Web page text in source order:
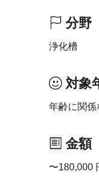
分野
浄化槽
対象
年齢に関係
金額
〜180,000